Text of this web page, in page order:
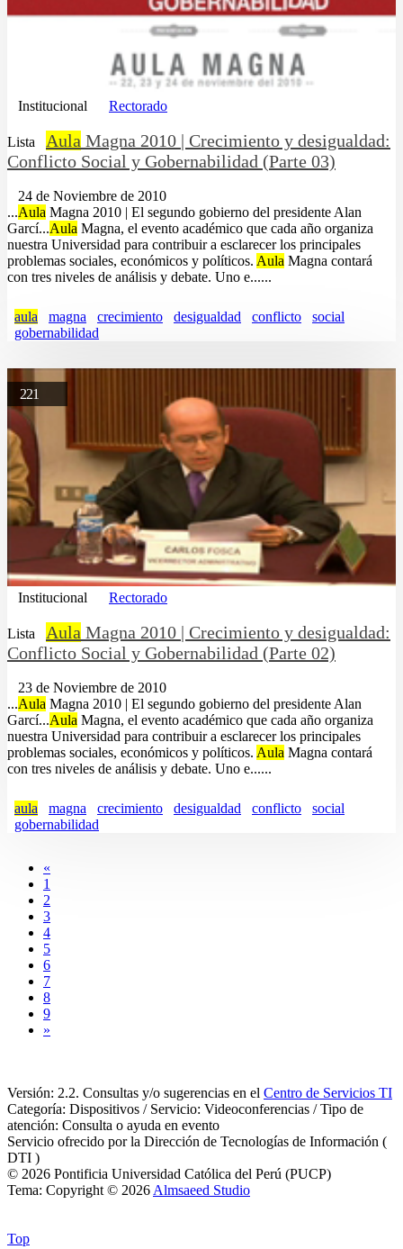
Institucional Rectorado
Lista Aula Magna 2010 | Crecimiento y desigualdad:
Conflicto Social y Gobernabilidad (Parte 03)
24 de Noviembre de 2010
...Aula Magna 2010 | El segundo gobierno del presidente Alan
Garcí...Aula Magna, el evento académico que cada año organiza
nuestra Universidad para contribuir a esclarecer los principales
problemas sociales, económicos y políticos. Aula Magna contará
con tres niveles de análisis y debate. Uno e......
aula magna crecimiento desigualdad conflicto
social
gobernabilidad
221
Institucional Rectorado
Lista Aula Magna 2010 | Crecimiento y desigualdad:
Conflicto Social y Gobernabilidad (Parte 02)
23 de Noviembre de 2010
...Aula Magna 2010 | El segundo gobierno del presidente Alan
Garcí...Aula Magna, el evento académico que cada año organiza
nuestra Universidad para contribuir a esclarecer los principales
problemas sociales, económicos y políticos. Aula Magna contará
con tres niveles de análisis y debate. Uno e......
aula magna crecimiento desigualdad conflicto
social
gobernabilidad
«
1
2
3
4
5
6
7
8
9
»
Versión: 2.2. Consultas y/o sugerencias en el Centro de Servicios TI
Categoría: Dispositivos / Servicio: Videoconferencias / Tipo de
atención: Consulta o ayuda en evento
Servicio ofrecido por la Dirección de Tecnologías de Información (
DTI )
© 2026 Pontificia Universidad Católica del Perú (PUCP)
Tema: Copyright © 2026 Almsaeed Studio
Top